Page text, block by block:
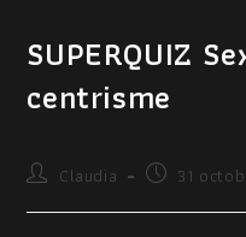
SUPERQUIZ
centrisme
Claudia 31